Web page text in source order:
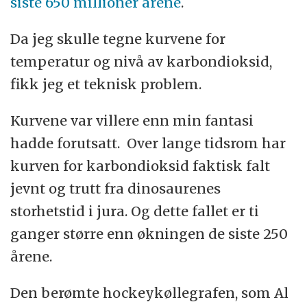
Da jeg skulle tegne kurvene for
temperatur og nivå av karbondioksid,
fikk jeg et teknisk problem.
Kurvene var villere enn min fantasi
hadde forutsatt. Over lange tidsrom har
kurven for karbondioksid faktisk falt
jevnt og trutt fra dinosaurenes
storhetstid i jura. Og dette fallet er ti
ganger større enn økningen de siste 250
årene.
Den berømte hockeykøllegrafen, som Al